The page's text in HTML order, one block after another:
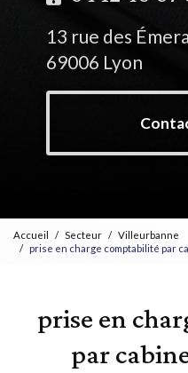
13 rue des
69006 Lyon
Accueil Secteur
Villeurbanne
prise en charge comptabilité par
prise en
par